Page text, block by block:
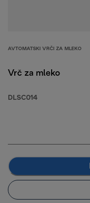
AVTOMATSKI VRČI ZA MLEKO
Vrč za mleko
DLSC014